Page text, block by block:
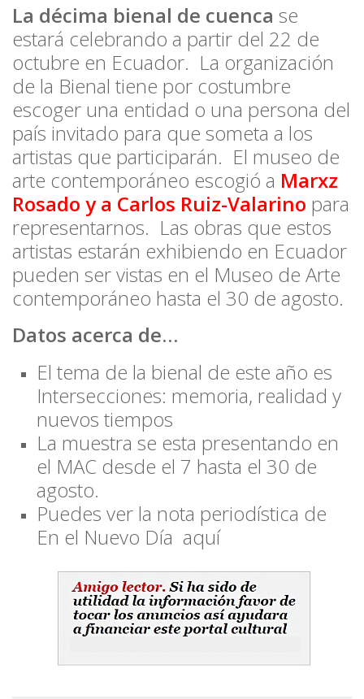
La décima bienal de cuenca se
estará celebrando a partir del 22 de
octubre en Ecuador. La organización
de la Bienal tiene por costumbre
escoger una entidad o una persona del
país invitado para que someta a los
artistas que participarán. El museo de
arte contemporáneo escogió a Marxz
Rosado y a Carlos Ruiz-Valarino para
representarnos. Las obras que estos
artistas estarán exhibiendo en Ecuador
pueden ser vistas en el Museo de Arte
contemporáneo hasta el 30 de agosto.
Datos acerca de…
El tema de la bienal de este año es
Intersecciones: memoria, realidad y
nuevos tiempos
La muestra se esta presentando en
el MAC desde el 7 hasta el 30 de
agosto.
Puedes ver la nota periodística de
En el Nuevo Día aquí